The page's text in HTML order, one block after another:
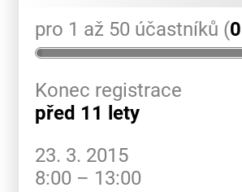
pro 1 až 50 účastníků (
Konec registrace
před 11 lety
23. 3. 2015
8:00 – 13:00